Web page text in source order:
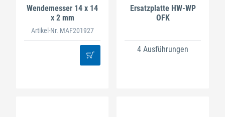
Wendemesser 14 x 14
x 2 mm
Artikel-Nr. MAF201927
Ersatzplatte HW-WP
OFK
4 Ausführungen